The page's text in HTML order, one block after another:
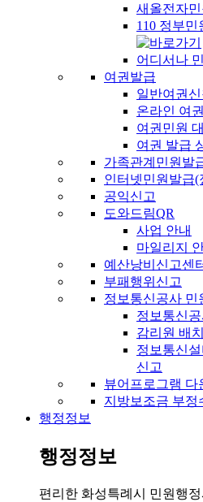
새올전자민
110 정부
어디서나
여권발급
일반여권신
온라인 여
여권민원
여권 발급
가족관계민원발
인터넷민원발급(
공익신고
도와드림QR
사업 안내
마일리지
예산낭비신고센
부패행위신고
정보통신공사 민
정보통신
감리원 배
정보통신
신고
뷰어프로그램 다
지방보조금 부정
행정정보
행정정보
편리한 화성특례시 민원행